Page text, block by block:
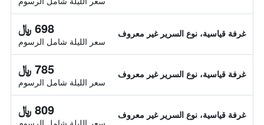
غرفة قياسية، نوع السرير غير معروف 698 ﷼
سعر الليلة شامل الرسوم
غرفة قياسية، نوع السرير غير معروف 785 ﷼
سعر الليلة شامل الرسوم
غرفة قياسية، نوع السرير غير معروف 809 ﷼
سعر الليلة شامل الرسوم